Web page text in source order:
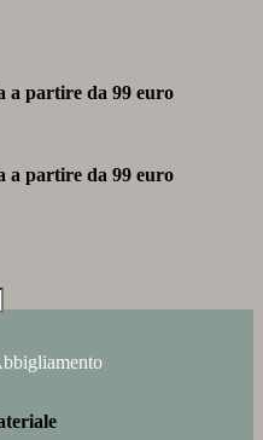
a partire da 99 euro
a partire da 99 euro